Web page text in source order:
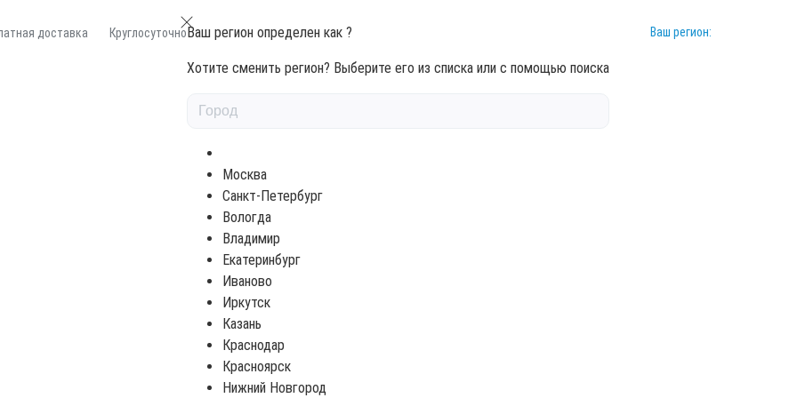
доставка КруглосуточноВаш регион определен как ?
Хотите сменить регион? Выберите его из списка или с помощью поиска
Москва
Санкт-Петербург
Вологда
Владимир
Екатеринбург
Иваново
Иркутск
Казань
Краснодар
Красноярск
Нижний Новгород
Ваш регион:
Акрилит-115 Премиум (по запросу) Серый 5л
115 ПРЕМИУМ (ПО ЗАПРОСУ)
Цена по запросу